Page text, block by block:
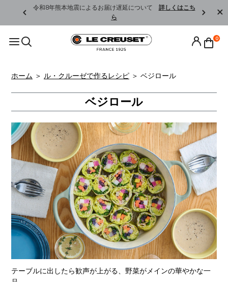
令和8年熊本地震によるお届け遅延について 詳しくはこち
ら
0
ホーム ＞ ル・クルーゼで作るレシピ ＞ ベジロール
ベジロール
テーブルに出したら歓声が上がる、野菜がメインの華やかな一